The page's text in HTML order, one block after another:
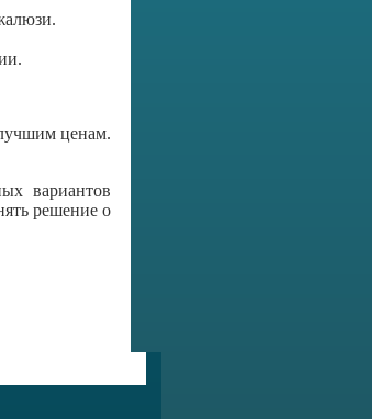
ценам.
вариантов
решение о